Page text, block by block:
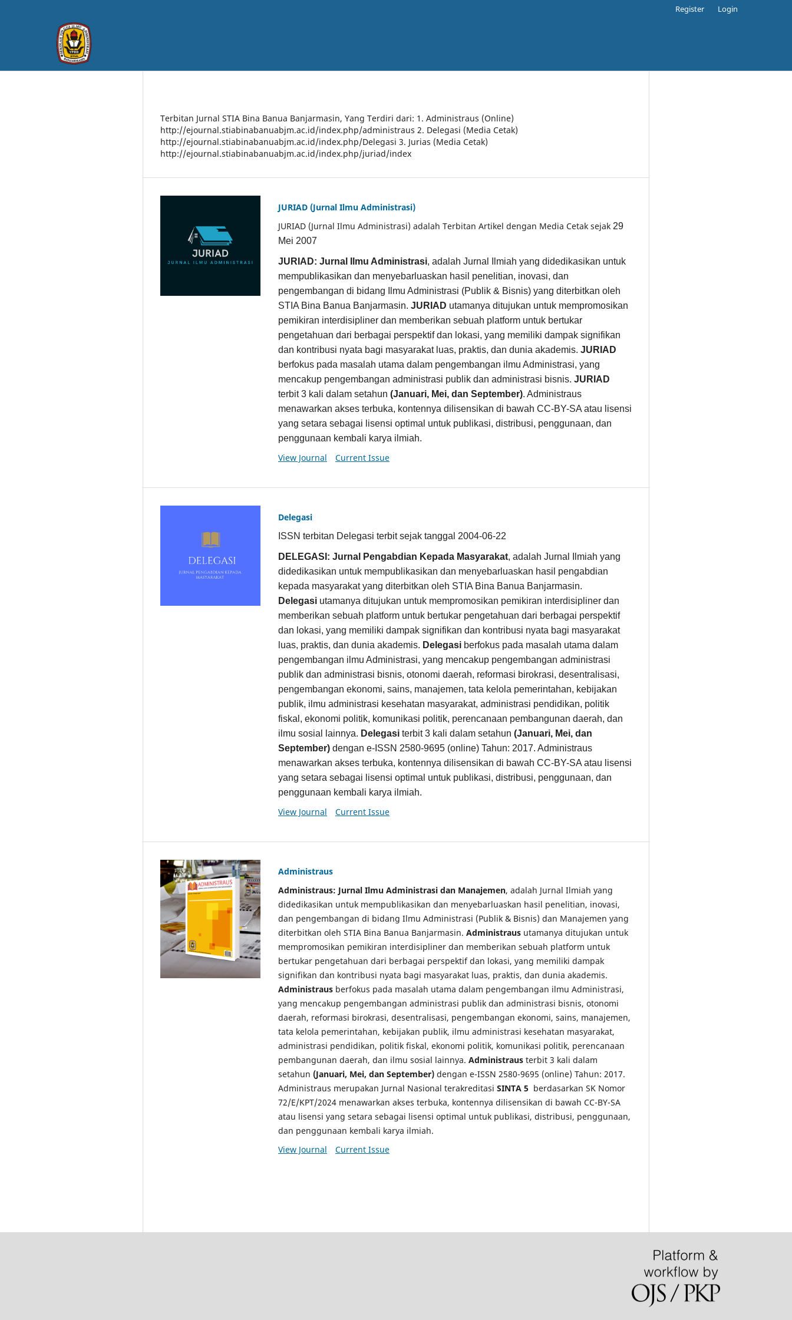
Register Login
Terbitan Jurnal STIA Bina Banua Banjarmasin, Yang Terdiri dari: 1. Administraus (Online)
http://ejournal.stiabinabanuabjm.ac.id/index.php/administraus 2. Delegasi (Media Cetak)
http://ejournal.stiabinabanuabjm.ac.id/index.php/Delegasi 3. Jurias (Media Cetak)
http://ejournal.stiabinabanuabjm.ac.id/index.php/juriad/index
JURIAD (Jurnal Ilmu Administrasi)
JURIAD (Jurnal Ilmu Administrasi) adalah Terbitan Artikel dengan Media Cetak sejak 29
Mei 2007
JURIAD: Jurnal Ilmu Administrasi, adalah Jurnal Ilmiah yang didedikasikan untuk
mempublikasikan dan menyebarluaskan hasil penelitian, inovasi, dan
pengembangan di bidang Ilmu Administrasi (Publik & Bisnis) yang diterbitkan oleh
STIA Bina Banua Banjarmasin. JURIAD utamanya ditujukan untuk mempromosikan
pemikiran interdisipliner dan memberikan sebuah platform untuk bertukar
pengetahuan dari berbagai perspektif dan lokasi, yang memiliki dampak signifikan
dan kontribusi nyata bagi masyarakat luas, praktis, dan dunia akademis. JURIAD
berfokus pada masalah utama dalam pengembangan ilmu Administrasi, yang
mencakup pengembangan administrasi publik dan administrasi bisnis. JURIAD
terbit 3 kali dalam setahun (Januari, Mei, dan September). Administraus
menawarkan akses terbuka, kontennya dilisensikan di bawah CC-BY-SA atau lisensi
yang setara sebagai lisensi optimal untuk publikasi, distribusi, penggunaan, dan
penggunaan kembali karya ilmiah.
View Journal Current Issue
Delegasi
ISSN terbitan Delegasi terbit sejak tanggal 2004-06-22
DELEGASI: Jurnal Pengabdian Kepada Masyarakat, adalah Jurnal Ilmiah yang
didedikasikan untuk mempublikasikan dan menyebarluaskan hasil pengabdian
kepada masyarakat yang diterbitkan oleh STIA Bina Banua Banjarmasin.
Delegasi utamanya ditujukan untuk mempromosikan pemikiran interdisipliner dan
memberikan sebuah platform untuk bertukar pengetahuan dari berbagai perspektif
dan lokasi, yang memiliki dampak signifikan dan kontribusi nyata bagi masyarakat
luas, praktis, dan dunia akademis. Delegasi berfokus pada masalah utama dalam
pengembangan ilmu Administrasi, yang mencakup pengembangan administrasi
publik dan administrasi bisnis, otonomi daerah, reformasi birokrasi, desentralisasi,
pengembangan ekonomi, sains, manajemen, tata kelola pemerintahan, kebijakan
publik, ilmu administrasi kesehatan masyarakat, administrasi pendidikan, politik
fiskal, ekonomi politik, komunikasi politik, perencanaan pembangunan daerah, dan
ilmu sosial lainnya. Delegasi terbit 3 kali dalam setahun (Januari, Mei, dan
September) dengan e-ISSN 2580-9695 (online) Tahun: 2017. Administraus
menawarkan akses terbuka, kontennya dilisensikan di bawah CC-BY-SA atau lisensi
yang setara sebagai lisensi optimal untuk publikasi, distribusi, penggunaan, dan
penggunaan kembali karya ilmiah.
View Journal Current Issue
Administraus
Administraus: Jurnal Ilmu Administrasi dan Manajemen, adalah Jurnal Ilmiah yang
didedikasikan untuk mempublikasikan dan menyebarluaskan hasil penelitian, inovasi,
dan pengembangan di bidang Ilmu Administrasi (Publik & Bisnis) dan Manajemen yang
diterbitkan oleh STIA Bina Banua Banjarmasin. Administraus utamanya ditujukan untuk
mempromosikan pemikiran interdisipliner dan memberikan sebuah platform untuk
bertukar pengetahuan dari berbagai perspektif dan lokasi, yang memiliki dampak
signifikan dan kontribusi nyata bagi masyarakat luas, praktis, dan dunia akademis.
Administraus berfokus pada masalah utama dalam pengembangan ilmu Administrasi,
yang mencakup pengembangan administrasi publik dan administrasi bisnis, otonomi
daerah, reformasi birokrasi, desentralisasi, pengembangan ekonomi, sains, manajemen,
tata kelola pemerintahan, kebijakan publik, ilmu administrasi kesehatan masyarakat,
administrasi pendidikan, politik fiskal, ekonomi politik, komunikasi politik, perencanaan
pembangunan daerah, dan ilmu sosial lainnya. Administraus terbit 3 kali dalam
setahun (Januari, Mei, dan September) dengan e-ISSN 2580-9695 (online) Tahun: 2017.
Administraus merupakan Jurnal Nasional terakreditasi SINTA 5 berdasarkan SK Nomor
72/E/KPT/2024 menawarkan akses terbuka, kontennya dilisensikan di bawah CC-BY-SA
atau lisensi yang setara sebagai lisensi optimal untuk publikasi, distribusi, penggunaan,
dan penggunaan kembali karya ilmiah.
View Journal
Current Issue